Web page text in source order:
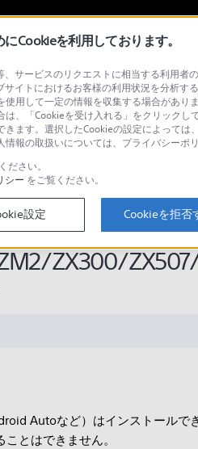
ストールできな
ZX300/ZX507/
Autoなど）はインストールで
とはできません。
Cookieを利用しております。
サービスのリクエストに相当する利用
イトにおけるお客様の利用状況を分析
用して一定の情報を収集する場合があ
、「Cookieを受け入れる」をクリック
ます。選択したCookieの設定によって
報の取扱いについては、プライバシーポ
ださい。
シー をご覧ください。
設定 Cookieを拒否